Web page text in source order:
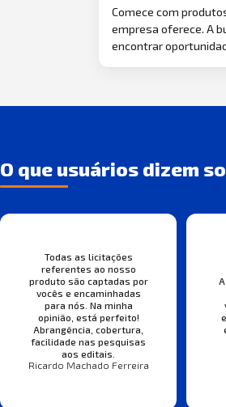
Comece com
empresa oferece. A
encontrar
O que usuários dizem
Todas as licitações
referentes ao nosso
produto são captadas por
vocês e encaminhadas
para nós. Na minha
opinião, está perfeito!
Abrangência, cobertura,
facilidade nas pesquisas
aos editais.
Ricardo Machado Ferreira